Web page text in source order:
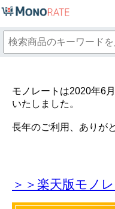
モノレートは2020年6
いたしました。
長年のご利用、ありが
＞＞楽天版モノ